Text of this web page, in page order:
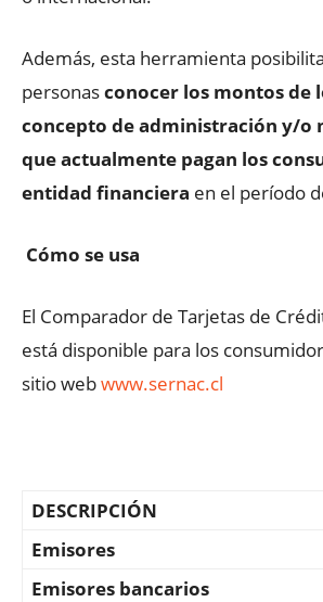
Además, esta herramienta
personasconocer los montos de
concepto de administración y/o
que actualmente pagan los
entidad financiera en el período
Cómo se usa
El Comparador de Tarjetas de
está disponible para los
sitio webwww.sernac.cl
DESCRIPCIÓN
Emisores
Emisores bancarios